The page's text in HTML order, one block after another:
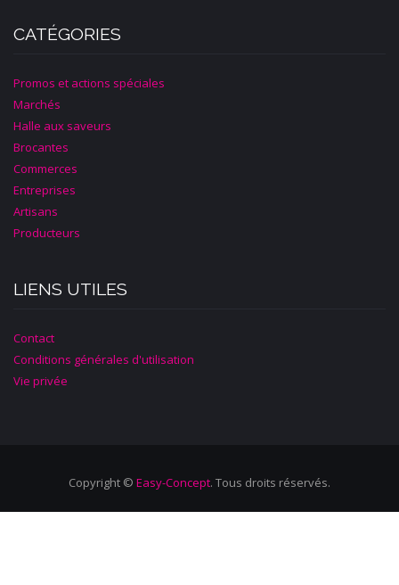
CATÉGORIES
Promos et actions spéciales
Marchés
Halle aux saveurs
Brocantes
Commerces
Entreprises
Artisans
Producteurs
LIENS UTILES
Contact
Conditions générales d'utilisation
Vie privée
Copyright © Easy-Concept. Tous droits réservés.